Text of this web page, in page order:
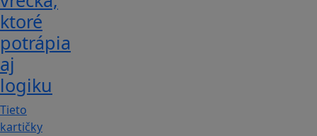
ktoré
potrápia
aj
logiku
Tieto
kartičky